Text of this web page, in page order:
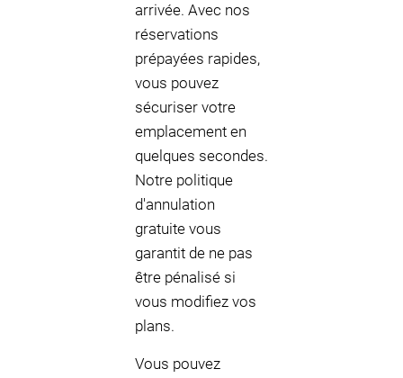
arrivée. Avec nos
réservations
prépayées rapides,
vous pouvez
sécuriser votre
emplacement en
quelques secondes.
Notre politique
d'annulation
gratuite vous
garantit de ne pas
être pénalisé si
vous modifiez vos
plans.
Vous pouvez